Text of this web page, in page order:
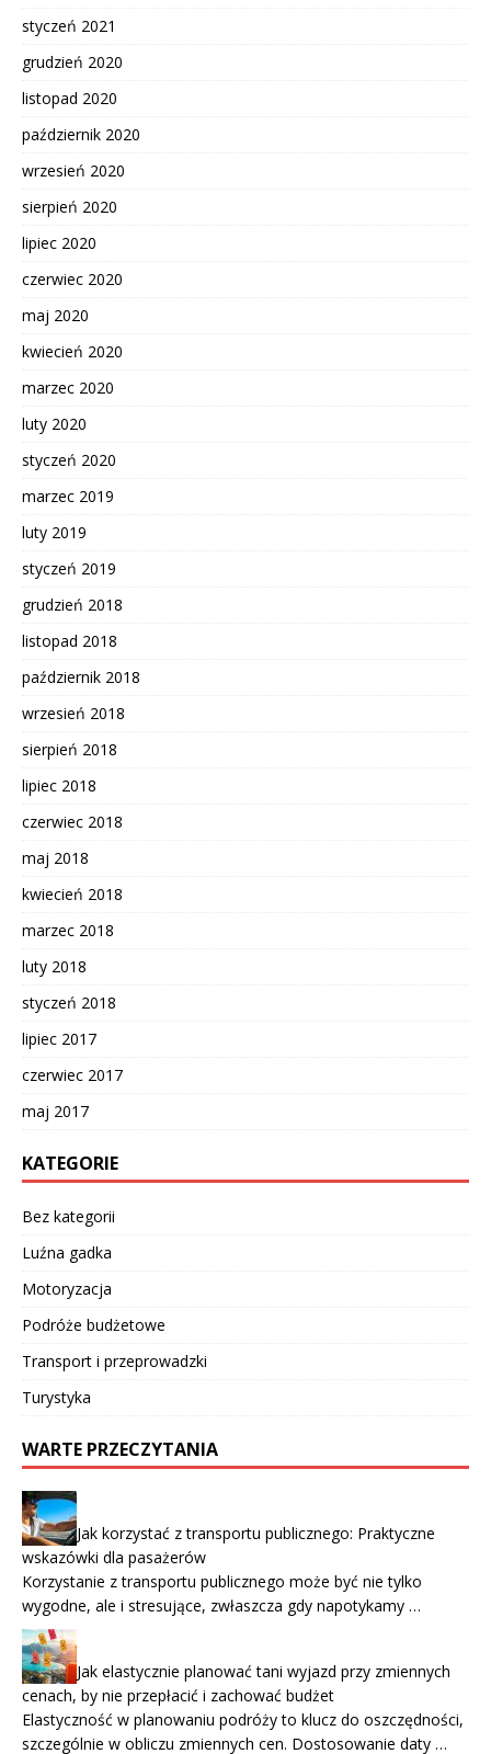
styczeń 2021
grudzień 2020
listopad 2020
październik 2020
wrzesień 2020
sierpień 2020
lipiec 2020
czerwiec 2020
maj 2020
kwiecień 2020
marzec 2020
luty 2020
styczeń 2020
marzec 2019
luty 2019
styczeń 2019
grudzień 2018
listopad 2018
październik 2018
wrzesień 2018
sierpień 2018
lipiec 2018
czerwiec 2018
maj 2018
kwiecień 2018
marzec 2018
luty 2018
styczeń 2018
lipiec 2017
czerwiec 2017
maj 2017
KATEGORIE
Bez kategorii
Luźna gadka
Motoryzacja
Podróże budżetowe
Transport i przeprowadzki
Turystyka
WARTE PRZECZYTANIA
Jak korzystać z transportu publicznego: Praktyczne
wskazówki dla pasażerów
Korzystanie z transportu publicznego może być nie tylko
wygodne, ale i stresujące, zwłaszcza gdy napotykamy …
Jak elastycznie planować tani wyjazd przy zmiennych
cenach, by nie przepłacić i zachować budżet
Elastyczność w planowaniu podróży to klucz do oszczędności,
szczególnie w obliczu zmiennych cen. Dostosowanie daty …